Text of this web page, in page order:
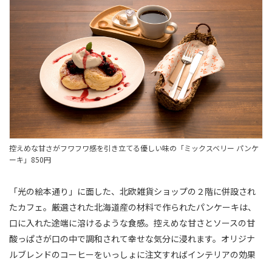
控えめな甘さがフワフワ感を引き立てる優しい味の「ミックスベリー パンケ
ーキ」850円
「光の絵本通り」に面した、北欧雑貨ショップの２階に併設され
たカフェ。厳選された北海道産の材料で作られたパンケーキは、
口に入れた途端に溶けるような食感。控えめな甘さとソースの甘
酸っぱさが口の中で調和されて幸せな気分に浸れます。オリジナ
ルブレンドのコーヒーをいっしょに注文すればインテリアの効果